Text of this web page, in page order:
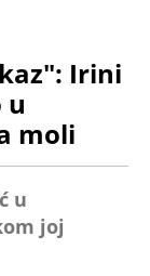
Irini
u
moli
u
joj